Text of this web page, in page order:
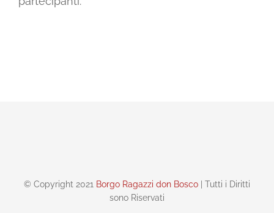
© Copyright 2021 Borgo Ragazzi don Bosco | Tutti i Diritti
sono Riservati